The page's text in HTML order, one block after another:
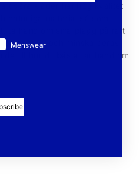
våra kläder har hög kvalitet
naturliga material så som ull,
ta hand om sina plagg på rätt
flera år och minska deras
till hur du bästa tar hand om
Menswear